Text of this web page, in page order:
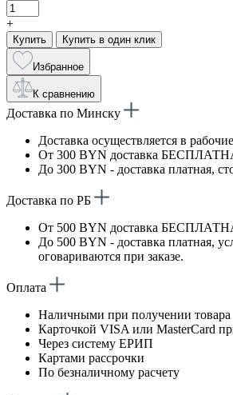
+
Купить Купить в один клик
Избранное
К сравнению
Доставка по Минску
Доставка осуществляется в
От 300 BYN доставка
До 300 BYN - доставка платная,
Доставка по РБ
От 500 BYN доставка
До 500 BYN - доставка платная,
оговариваются при заказе.
Оплата
Наличными при получении товара
Карточкой VISA или MasterCard
Через систему ЕРИП
Картами рассрочки
По безналичному расчету